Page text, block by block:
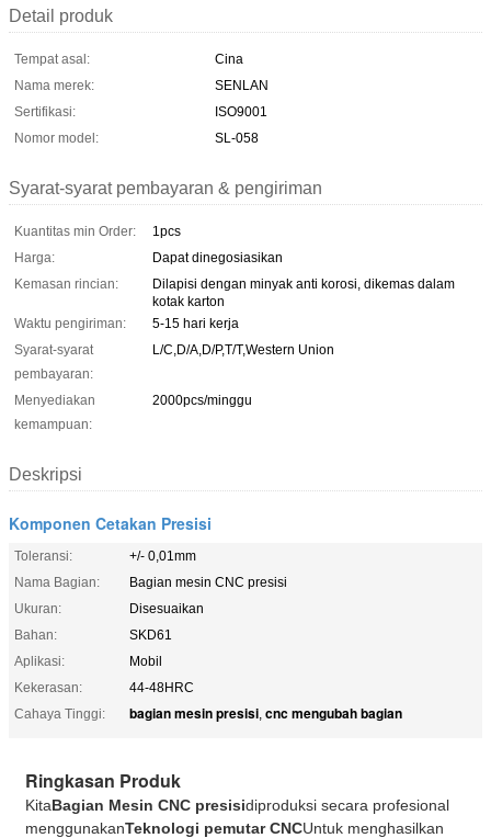
Detail produk
Tempat asal:
Cina
Nama merek:
SENLAN
Sertifikasi:
ISO9001
Nomor model:
SL-058
Syarat-syarat pembayaran & pengiriman
Kuantitas min Order:
1pcs
Harga:
Dapat dinegosiasikan
Kemasan rincian:
Dilapisi dengan minyak anti korosi, dikemas dalam
kotak karton
Waktu pengiriman:
5-15 hari kerja
Syarat-syarat
pembayaran:
L/C,D/A,D/P,T/T,Western Union
Menyediakan
kemampuan:
2000pcs/minggu
Deskripsi
Komponen Cetakan Presisi
Toleransi:
+/- 0,01mm
Nama Bagian:
Bagian mesin CNC presisi
Ukuran:
Disesuaikan
Bahan:
SKD61
Aplikasi:
Mobil
Kekerasan:
44-48HRC
Cahaya Tinggi:
bagian mesin presisi, cnc mengubah bagian
Ringkasan Produk
KitaBagian Mesin CNC presisidiproduksi secara profesional
menggunakanTeknologi pemutar CNCUntuk menghasilkan